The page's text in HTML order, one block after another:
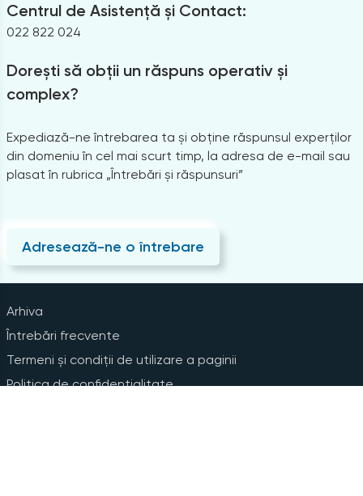
Centrul de Asistență și Contact:
022 822 024
Dorești să obții un răspuns operativ și
complex?
Expediază-ne întrebarea ta și obține răspunsul experților
din domeniu în cel mai scurt timp, la adresa de e-mail sau
plasat în rubrica „Întrebări și răspunsuri”
Adresează-ne o întrebare
Arhiva
Întrebări frecvente
Termeni și condiții de utilizare a paginii
Politica de confidențialitate